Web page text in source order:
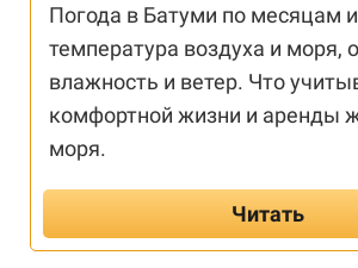
Погода в Батуми по месяцам
температура воздуха и моря,
влажность и ветер. Что
комфортной жизни и аренды
моря.
Читать